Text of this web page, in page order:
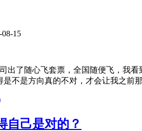
15
出了随心飞套票，全国随便飞，我
是不是方向真的不对，才会让我之前
自己是对的？